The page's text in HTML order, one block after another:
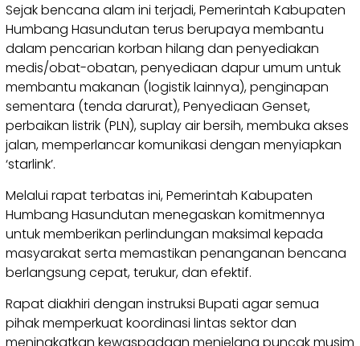
Sejak bencana alam ini terjadi, Pemerintah Kabupaten
Humbang Hasundutan terus berupaya membantu
dalam pencarian korban hilang dan penyediakan
medis/obat-obatan, penyediaan dapur umum untuk
membantu makanan (logistik lainnya), penginapan
sementara (tenda darurat), Penyediaan Genset,
perbaikan listrik (PLN), suplay air bersih, membuka akses
jalan, memperlancar komunikasi dengan menyiapkan
‘starlink’.
Melalui rapat terbatas ini, Pemerintah Kabupaten
Humbang Hasundutan menegaskan komitmennya
untuk memberikan perlindungan maksimal kepada
masyarakat serta memastikan penanganan bencana
berlangsung cepat, terukur, dan efektif.
Rapat diakhiri dengan instruksi Bupati agar semua
pihak memperkuat koordinasi lintas sektor dan